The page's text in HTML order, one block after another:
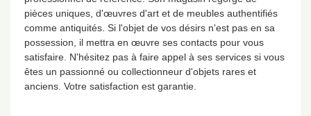
pièces uniques, d'œuvres d'art et de meubles authentifiés
comme antiquités. Si l'objet de vos désirs n'est pas en sa
possession, il mettra en œuvre ses contacts pour vous
satisfaire. N'hésitez pas à faire appel à ses services si vous
êtes un passionné ou collectionneur d'objets rares et
anciens. Votre satisfaction est garantie.